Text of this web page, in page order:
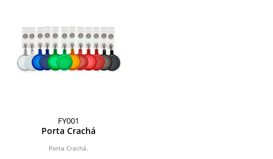
FY001
Porta Crachá
Porta Crachá.